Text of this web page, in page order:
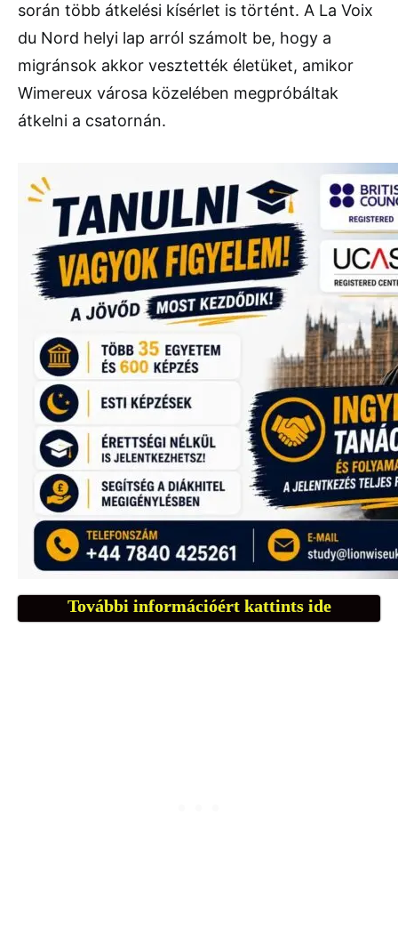
során több átkelési kísérlet is történt. A La Voix
du Nord helyi lap arról számolt be, hogy a
migránsok akkor vesztették életüket, amikor
Wimereux városa közelében megpróbáltak
átkelni a csatornán.
További információért kattints ide